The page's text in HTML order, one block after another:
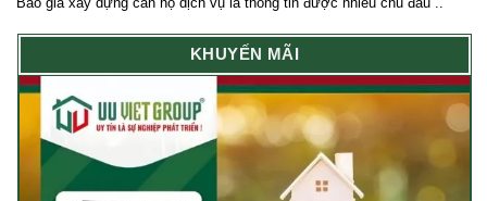
KHUYẾN MÃI